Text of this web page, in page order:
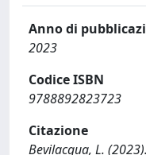
Anno di
2023
Codice ISBN
9788892823723
Citazione
Bevilacqua, L.